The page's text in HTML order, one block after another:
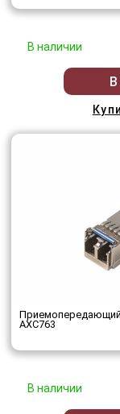
В наличии
Приемопередающий
AXC763
В наличии